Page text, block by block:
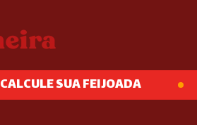
CALCULE SUA FEIJOADA